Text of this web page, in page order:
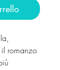
romanzo